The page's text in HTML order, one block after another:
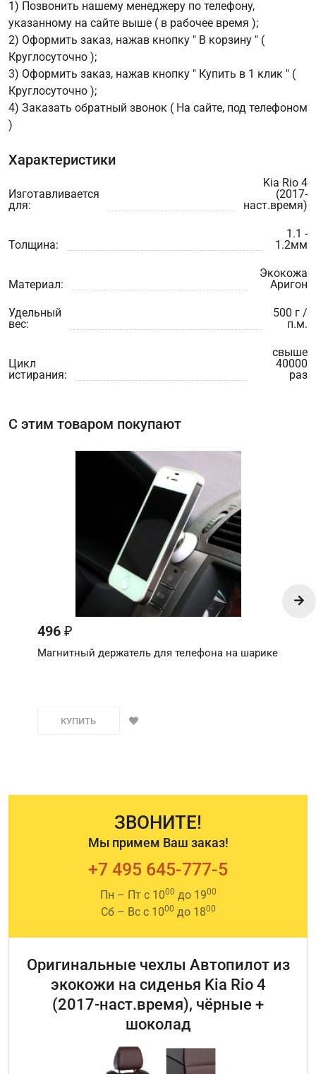
1) Позвонить нашему менеджеру по телефону,
указанному на сайте выше ( в рабочее время );
2) Оформить заказ, нажав кнопку " В корзину " (
Круглосуточно );
3) Оформить заказ, нажав кнопку " Купить в 1 клик " (
Круглосуточно );
4) Заказать обратный звонок ( На сайте, под телефоном
)
Характеристики
Изготавливается
для:
Kia Rio 4
(2017-
наст.время)
Толщина:
1.1 -
1.2мм
Материал:
Экокожа
Аригон
Удельный
вес:
500 г /
п.м.
Цикл
истирания:
свыше
40000
раз
С этим товаром покупают
496 ₽
Магнитный держатель для телефона на шарике
КУПИТЬ
ЗВОНИТЕ!
Мы примем Ваш заказ!
+7 495 645-777-5
Пн – Пт с 1000 до 1900
Сб – Вс с 1000 до 1800
Оригинальные чехлы Автопилот из
экокожи на сиденья Kia Rio 4
(2017-наст.время), чёрные +
шоколад